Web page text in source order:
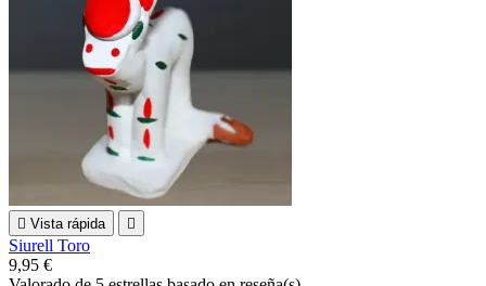
 Vista rápida 
Siurell Toro
9,95 €